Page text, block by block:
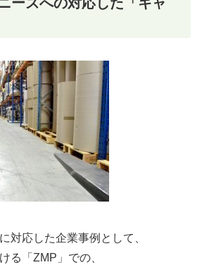
対応した企業事例として、
る「ZMP」での、